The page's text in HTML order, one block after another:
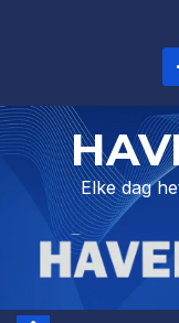
Elke dag